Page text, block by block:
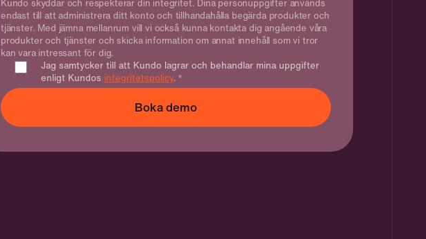
Kundo skyddar och respekterar din integritet. Dina personuppgifter används
endast till att administrera ditt konto och tillhandahålla begärda produkter och
tjänster. Med jämna mellanrum vill vi också kunna kontakta dig angående våra
produkter och tjänster och skicka information om annat innehåll som vi tror
kan vara intressant för dig.
Jag samtycker till att Kundo lagrar och behandlar mina uppgifter
enligt Kundos integritetspolicy. *